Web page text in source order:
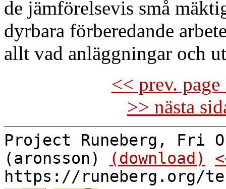
de jämförelsevis små
dyrbara förberedande
allt vad anläggningar och
<< prev.
>> nästa
Project Runeberg, Fri
(aronsson)
(download)
https://runeberg.org/